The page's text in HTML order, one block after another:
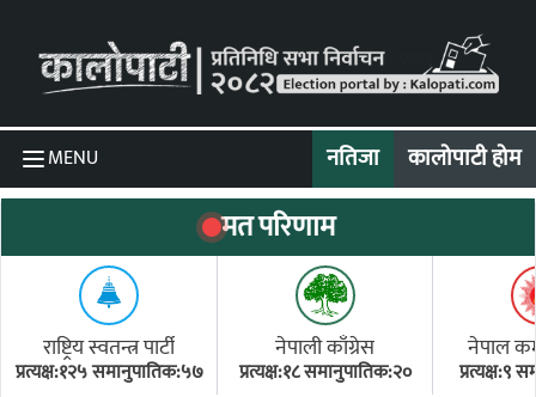
MENU नतिजा कालोपाटी होम
मत परिणाम
राष्ट्रिय स्वतन्त्र पार्टी
प्रत्यक्ष:१२५ समानुपातिक:५७
नेपाली काँग्रेस
प्रत्यक्ष:१८ समानुपातिक:२०
नेपाल
प्रत्यक्ष:९